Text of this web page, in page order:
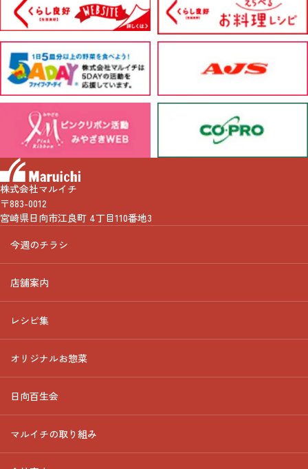
株式会社マルイチ
〒883-0012
宮崎県日向市江良町 4丁目110番地3
今週のチラシ
店舗案内
レシピ集
オリジナルお惣菜
日向百生会
マルイチの取り組み